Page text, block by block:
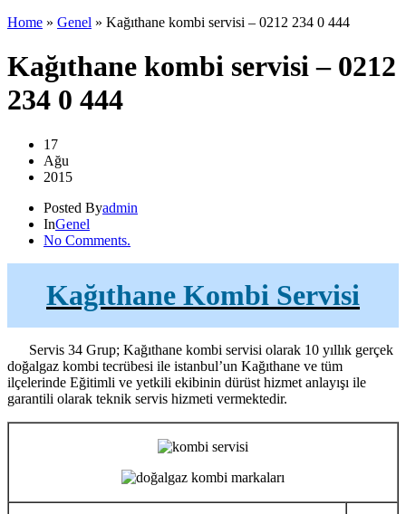
Home » Genel » Kağıthane kombi servisi – 0212 234 0 444
Kağıthane kombi servisi – 0212
234 0 444
17
Ağu
2015
Posted Byadmin
InGenel
No Comments.
Kağıthane Kombi Servisi
Servis 34 Grup; Kağıthane kombi servisi olarak 10 yıllık gerçek
doğalgaz kombi tecrübesi ile istanbul’un Kağıthane ve tüm
ilçelerinde Eğitimli ve yetkili ekibinin dürüst hizmet anlayışı ile
garantili olarak teknik servis hizmeti vermektedir.